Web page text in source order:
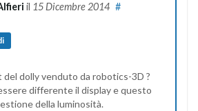
il 15 Dicembre 2014 #
dolly venduto da robotics-3D ?
differente il display e questo
della luminosità.